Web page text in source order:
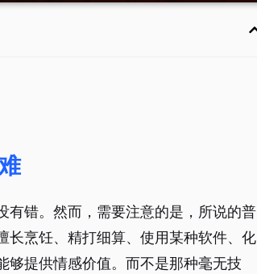
有错。然而，需要注意的是，所说的普
长烹饪、精打细算、使用某种软件、化
够提供情感价值。而不是那种毫无技